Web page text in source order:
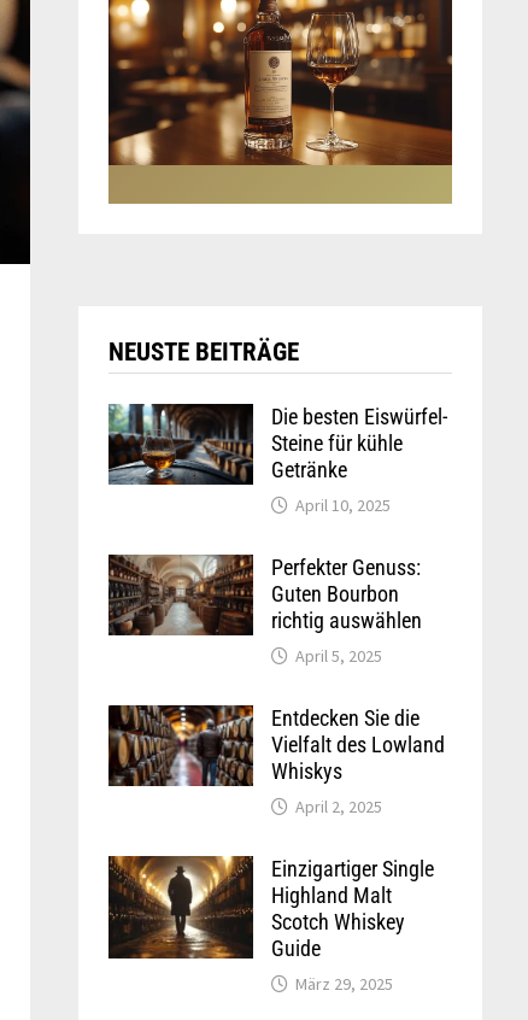
NEUSTE BEITRÄGE
Die besten Eiswürfel-
Steine für kühle
Getränke
April 10, 2025
Perfekter Genuss:
Guten Bourbon
richtig auswählen
April 5, 2025
Entdecken Sie die
Vielfalt des Lowland
Whiskys
April 2, 2025
Einzigartiger Single
Highland Malt
Scotch Whiskey
Guide
März 29, 2025